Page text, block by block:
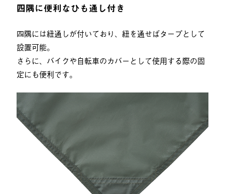
四隅に便利なひも通し付き
四隅には紐通しが付いており、紐を通せばタープとして
設置可能。
さらに、バイクや自転車のカバーとして使用する際の固
定にも便利です。